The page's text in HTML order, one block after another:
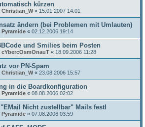
kürzen
Christian_W« 15.01.2007 14:01
ändern (bei Problemen mit Umlauten)
Pyramide « 02.12.2006 19:14
und Smilies beim Posten
cYbercOsmOnauT « 18.09.2006 11:28
vor PN-Spam
Christian_W« 23.08.2006 15:57
in die Boardkonfiguration
Pyramide « 08.08.2006 02:02
Nicht zustellbar" Mails festl
Pyramide « 07.08.2006 03:59